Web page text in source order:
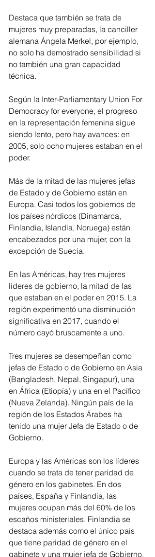
Destaca que también se trata de
mujeres muy preparadas, la canciller
alemana Ángela Merkel, por ejemplo,
no solo ha demostrado sensibilidad si
no también una gran capacidad
técnica.
Según la Inter-Parliamentary Union For
Democracy for everyone, el progreso
en la representación femenina sigue
siendo lento, pero hay avances: en
2005, solo ocho mujeres estaban en el
poder.
Más de la mitad de las mujeres jefas
de Estado y de Gobierno están en
Europa. Casi todos los gobiernos de
los países nórdicos (Dinamarca,
Finlandia, Islandia, Noruega) están
encabezados por una mujer, con la
excepción de Suecia.
En las Américas, hay tres mujeres
líderes de gobierno, la mitad de las
que estaban en el poder en 2015. La
región experimentó una disminución
significativa en 2017, cuando el
número cayó bruscamente a uno.
Tres mujeres se desempeñan como
jefas de Estado o de Gobierno en Asia
(Bangladesh, Nepal, Singapur), una
en África (Etiopía) y una en el Pacífico
(Nueva Zelanda). Ningún país de la
región de los Estados Árabes ha
tenido una mujer Jefa de Estado o de
Gobierno.
Europa y las Américas son los líderes
cuando se trata de tener paridad de
género en los gabinetes. En dos
países, España y Finlandia, las
mujeres ocupan más del 60% de los
escaños ministeriales. Finlandia se
destaca además como el único país
que tiene paridad de género en el
gabinete y una mujer jefa de Gobierno.